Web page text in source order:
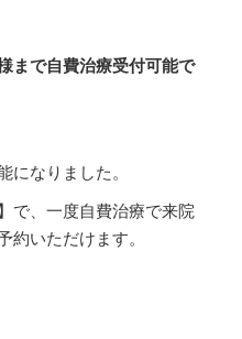
まで自費治療受付可能で
なりました。
で、一度自費治療で来院
いただけます。